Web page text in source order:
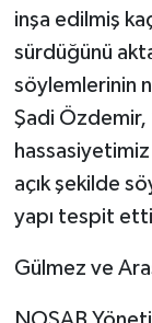
inşa edilmiş
sürdüğünü
söylemlerinin
Şadi Özdemir,
açık şekilde
yapı tespit
Gülmez ve